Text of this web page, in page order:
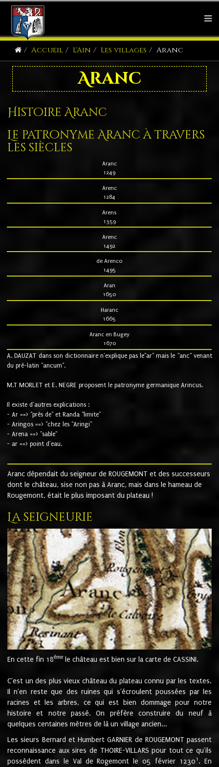
Accueil L'Ain Les villages Aranc
Aranc
Histoire Aranc
Le patronyme Aranc à travers
les siècles
Aranc
1249
Arenc
1284
Arens
1359
Arenc
1492
de Arenco
1495
Aran
1650
Haranc
1665
Aranc en Bugey
1670
A. DAUZAT dans son dictionnaire n'explique pas le"ar" mais le "anc" venant
du pré-latin "ancum".
M.T MORLET et E. NEGRE proposent le patronyme germanique Arincus.
Il existe d'autres explications :
- Ar ==> "près de" et Randa "limite"
- Aringos ==> "chez les "Aringi"
- Arena ==> "sable"
- ar ==> point d'eau.
Aranc dépendait du seigneur de ROUGEMONT et des successeurs
dont le château, sise non pas à Aranc, mais dans le hameau de
Rougemont, était le plus imposant du plateau !
La seigneurie
En cette fin 18ème le château est bien sur la carte de CASSINI.
C'est un des plus vieux château du plateau connu par les textes.
Il n'en reste que des ruines qui s'écroulent poussées par les
racines et les arbres, ce qui est bien dommage pour notre
histoire et notre passé. On préfère construire du neuf à
quelques centaines mètres de là un village ancien...
Les sieurs Bernard et Humbert GARNIER de ROUGEMONT passent
reconnaissance aux sires de THOIRE-VILLARS pour tout ce qu'ils
possèdent dans le Val de Rogemont le 05 février 12301 . En